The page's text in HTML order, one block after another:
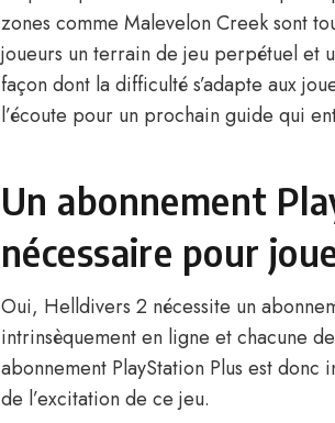
zones comme Malevelon Creek sont
joueurs un terrain de jeu perpétuel et
façon dont la difficulté s’adapte aux
l’écoute pour un prochain guide qui
Un abonnement
nécessaire pour
Oui, Helldivers 2 nécessite un
intrinsèquement en ligne et chacune
abonnement PlayStation Plus est
de l’excitation de ce jeu.